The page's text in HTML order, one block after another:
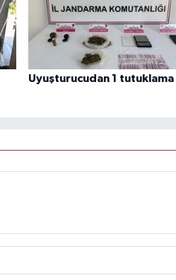
Uyuşturucudan 1 tutuklama